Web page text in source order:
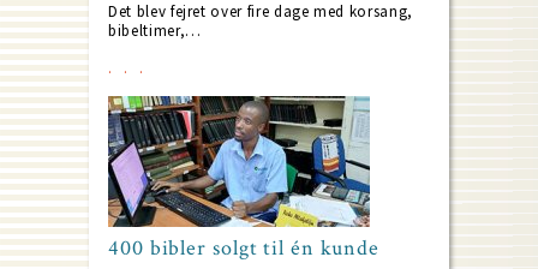
Det blev fejret over fire dage med korsang,
bibeltimer,…
400 bibler solgt til én kunde